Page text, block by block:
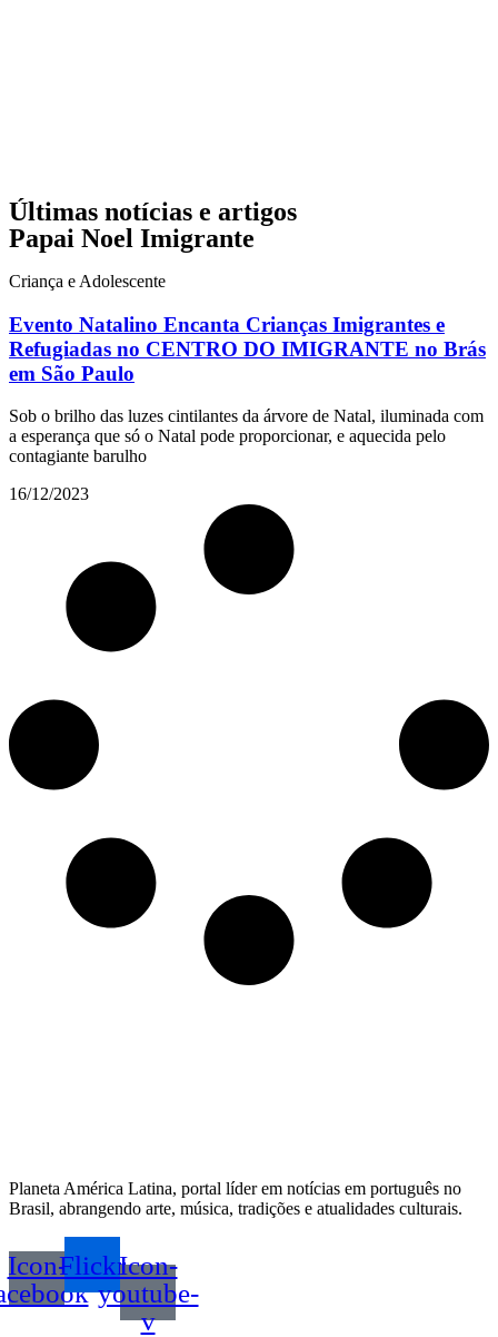
Últimas notícias e artigos
Papai Noel Imigrante
Criança e Adolescente
Evento Natalino Encanta Crianças Imigrantes e
Refugiadas no CENTRO DO IMIGRANTE no Brás
em São Paulo
Sob o brilho das luzes cintilantes da árvore de Natal, iluminada com
a esperança que só o Natal pode proporcionar, e aquecida pelo
contagiante barulho
16/12/2023
Planeta América Latina, portal líder em notícias em português no
Brasil, abrangendo arte, música, tradições e atualidades culturais.
Icon-FlickrIcon-
youtube-
v